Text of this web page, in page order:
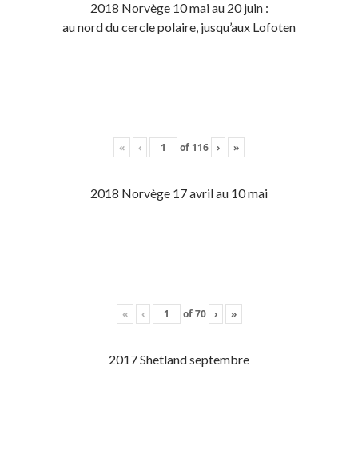
2018 Norvège 10 mai au 20 juin :
au nord du cercle polaire, jusqu’aux Lofoten
« ‹ of 116 › »
2018 Norvège 17 avril au 10 mai
« ‹ of70 › »
2017 Shetland septembre